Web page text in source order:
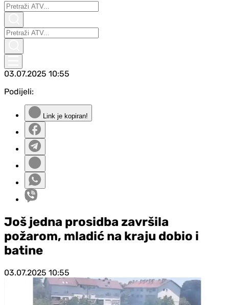
03.07.2025 10:55
Podijeli:
Link je kopiran!
Još jedna prosidba završila
požarom, mladić na kraju dobio i
batine
03.07.2025 10:55